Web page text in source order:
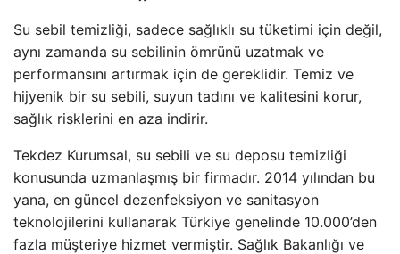
Su sebil temizliği, sadece sağlıklı su tüketimi için değil,
aynı zamanda su sebilinin ömrünü uzatmak ve
performansını artırmak için de gereklidir. Temiz ve
hijyenik bir su sebili, suyun tadını ve kalitesini korur,
sağlık risklerini en aza indirir.
Tekdez Kurumsal, su sebili ve su deposu temizliği
konusunda uzmanlaşmış bir firmadır. 2014 yılından bu
yana, en güncel dezenfeksiyon ve sanitasyon
teknolojilerini kullanarak Türkiye genelinde 10.000’den
fazla müşteriye hizmet vermiştir. Sağlık Bakanlığı ve